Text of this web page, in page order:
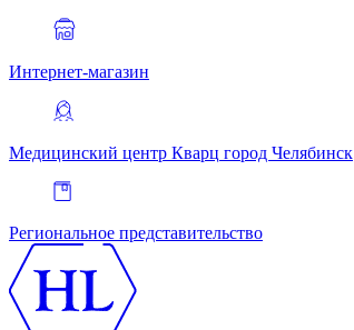
Интернет-магазин
Медицинский центр Кварц город Челябинск
Региональное представительство